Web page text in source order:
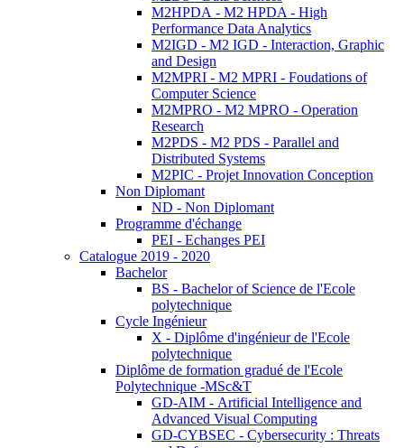
M2HPDA - M2 HPDA - High
Performance Data Analytics
M2IGD - M2 IGD - Interaction, Graphic
and Design
M2MPRI - M2 MPRI - Foudations of
Computer Science
M2MPRO - M2 MPRO - Operation
Research
M2PDS - M2 PDS - Parallel and
Distributed Systems
M2PIC - Projet Innovation Conception
Non Diplomant
ND - Non Diplomant
Programme d'échange
PEI - Echanges PEI
Catalogue 2019 - 2020
Bachelor
BS - Bachelor of Science de l'Ecole
polytechnique
Cycle Ingénieur
X - Diplôme d'ingénieur de l'Ecole
polytechnique
Diplôme de formation gradué de l'Ecole
Polytechnique -MSc&T
GD-AIM - Artificial Intelligence and
Advanced Visual Computing
GD-CYBSEC - Cybersecurity : Threats